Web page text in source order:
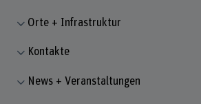
Orte + Infrastruktur
Kontakte
News + Veranstaltungen